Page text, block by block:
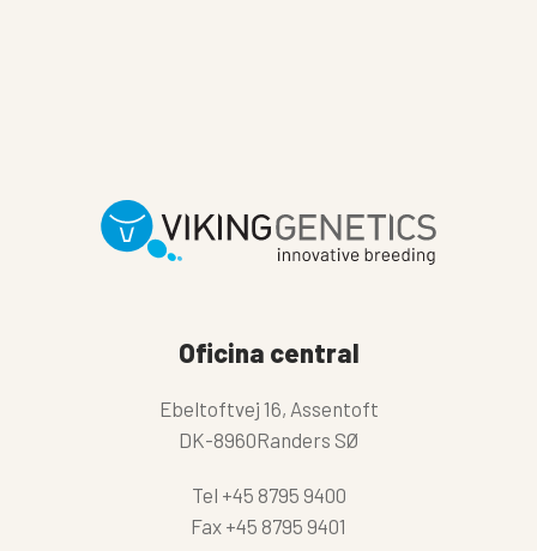
Oficina central
Ebeltoftvej 16, Assentoft
DK-8960Randers SØ
Tel +45 8795 9400
Fax +45 8795 9401